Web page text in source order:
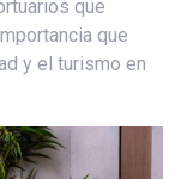
que
que
y el turismo en